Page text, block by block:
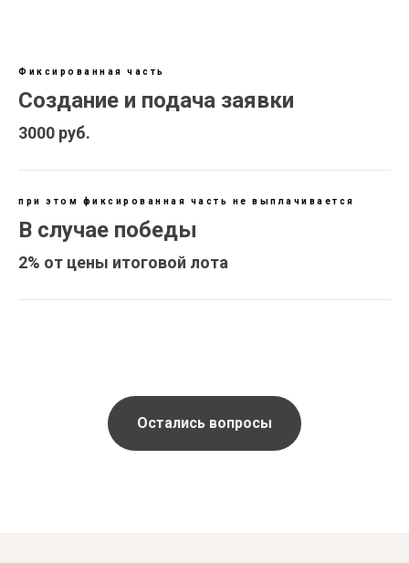
Фиксированная часть
Создание и подача заявки
3000 руб.
при этом фиксированная часть не выплачивается
В случае победы
2% от цены итоговой лота
Остались вопросы